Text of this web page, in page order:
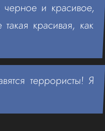
и красивое,
красивая, как
террористы! Я